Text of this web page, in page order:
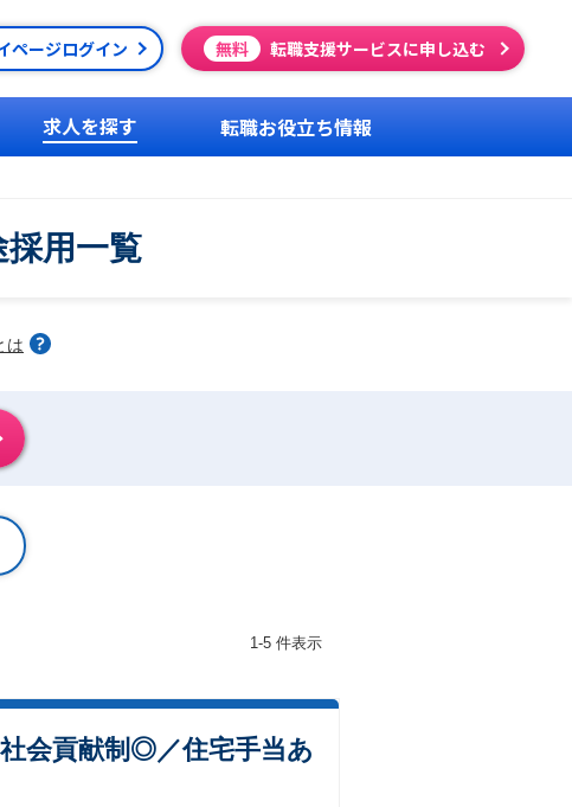
ページログイン 無料 転職支援サービスに申し込む
求人を探す 転職お役立ち情報
用一覧
は
1-5 件表示
会貢献制◎／住宅手当あ